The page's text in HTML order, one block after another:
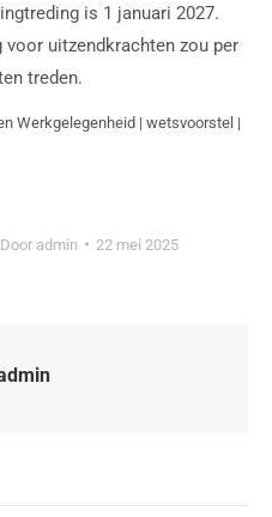
is 1 januari 2027.
uitzendkrachten zou per
treden.
Werkgelegenheid | wetsvoorstel |
Door admin 22 mei 2025